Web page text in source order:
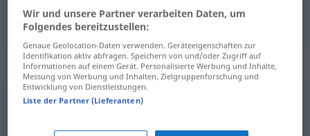
bezazlenostf Einfalt
Synonyme für "Einfalt"
Wir und unsere Partner verarbeiten Daten, um
Folgendes bereitzustellen:
Genaue Geolocation-Daten verwenden. Geräteeigenschaften zur
Identifikation aktiv abfragen. Speichern von und/oder Zugriff auf
Informationen auf einem Gerät. Personalisierte Werbung und Inhalte,
Messung von Werbung und Inhalten, Zielgruppenforschung und
Entwicklung von Dienstleistungen.
Liste der Partner (Lieferanten)